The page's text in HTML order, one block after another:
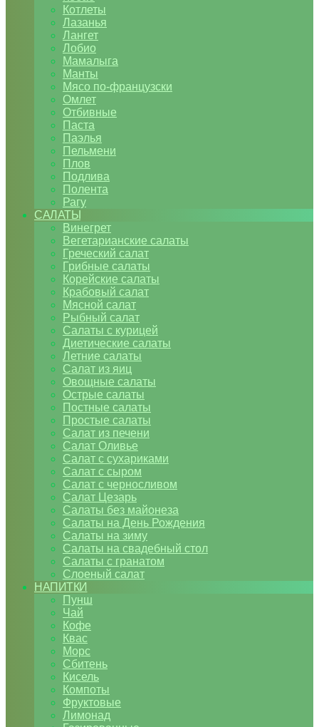
Котлеты
Лазанья
Лангет
Лобио
Мамалыга
Манты
Мясо по-французски
Омлет
Отбивные
Паста
Паэлья
Пельмени
Плов
Подлива
Полента
Рагу
САЛАТЫ
Винегрет
Вегетарианские салаты
Греческий салат
Грибные салаты
Корейские салаты
Крабовый салат
Мясной салат
Рыбный салат
Салаты с курицей
Диетические салаты
Летние салаты
Салат из яиц
Овощные салаты
Острые салаты
Постные салаты
Простые салаты
Салат из печени
Салат Оливье
Салат с сухариками
Салат с сыром
Салат с черносливом
Салат Цезарь
Салаты без майонеза
Салаты на День Рождения
Салаты на зиму
Салаты на свадебный стол
Салаты с гранатом
Слоеный салат
НАПИТКИ
Пунш
Чай
Кофе
Квас
Морс
Сбитень
Кисель
Компоты
Фруктовые
Лимонад